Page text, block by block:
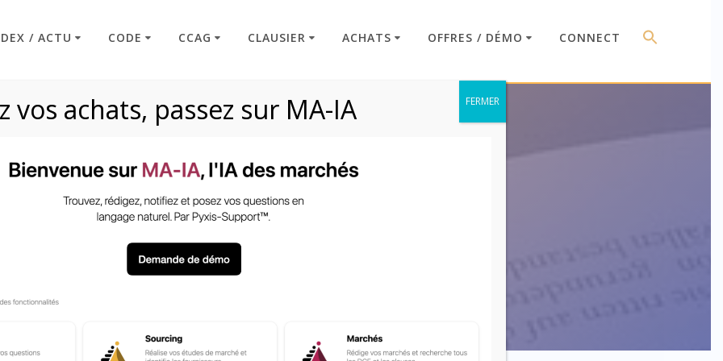
/ ACTU CODE CCAG CLAUSIER ACHATS OFFRES / DÉMO CONNECT
Article R2152-6
Code : Commande Publique
vos achats, passez sur MA-IA FERMER